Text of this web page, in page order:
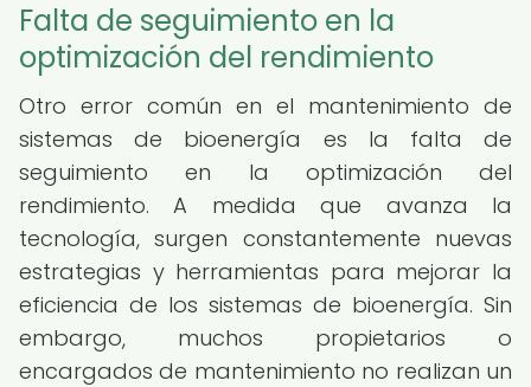
Falta de seguimiento en la
optimización del rendimiento
Otro error común en el mantenimiento de
sistemas de bioenergía es la falta de
seguimiento en la optimización del
rendimiento. A medida que avanza la
tecnología, surgen constantemente nuevas
estrategias y herramientas para mejorar la
eficiencia de los sistemas de bioenergía. Sin
embargo, muchos propietarios o
encargados de mantenimiento no realizan un